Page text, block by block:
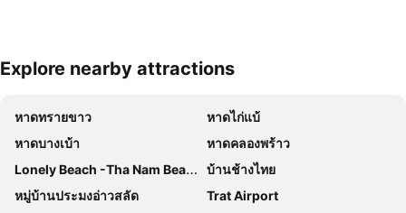
Explore nearby attractions
หาดทรายขาว
หาดไก่แบ้
หาดบางเบ้า
หาดคลองพร้าว
Lonely Beach -Tha Nam Beach
บ้านช้างไทย
หมู่บ้านประมงอ่าวสลัด
Trat Airport